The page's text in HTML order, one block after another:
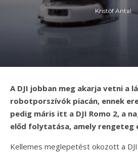
Kristóf Antal
A DJI jobban meg akarja vetni a
robotporszívók piacán, ennek
pedig máris itt a DJI Romo 2, a
előd folytatása, amely rengeteg
Kellemes meglepetést okozott a